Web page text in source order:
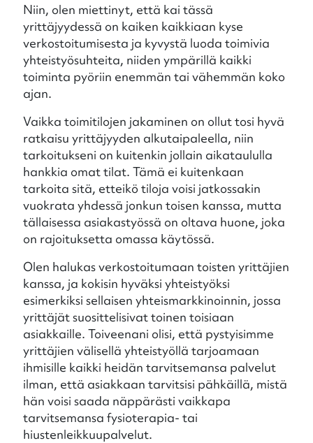
Niin, olen miettinyt, että kai tässä
yrittäjyydessä on kaiken kaikkiaan kyse
verkostoitumisesta ja kyvystä luoda toimivia
yhteistyösuhteita, niiden ympärillä kaikki
toiminta pyöriin enemmän tai vähemmän koko
ajan.
Vaikka toimitilojen jakaminen on ollut tosi hyvä
ratkaisu yrittäjyyden alkutaipaleella, niin
tarkoitukseni on kuitenkin jollain aikataululla
hankkia omat tilat. Tämä ei kuitenkaan
tarkoita sitä, etteikö tiloja voisi jatkossakin
vuokrata yhdessä jonkun toisen kanssa, mutta
tällaisessa asiakastyössä on oltava huone, joka
on rajoituksetta omassa käytössä.
Olen halukas verkostoitumaan toisten yrittäjien
kanssa, ja kokisin hyväksi yhteistyöksi
esimerkiksi sellaisen yhteismarkkinoinnin, jossa
yrittäjät suosittelisivat toinen toisiaan
asiakkaille. Toiveenani olisi, että pystyisimme
yrittäjien välisellä yhteistyöllä tarjoamaan
ihmisille kaikki heidän tarvitsemansa palvelut
ilman, että asiakkaan tarvitsisi pähkäillä, mistä
hän voisi saada näppärästi vaikkapa
tarvitsemansa fysioterapia- tai
hiustenleikkuupalvelut.